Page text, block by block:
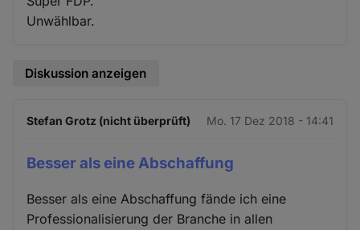
Unwählbar.
Diskussion anzeigen
Stefan Grotz (nicht überprüft) Mo. 17 Dez 2018 - 14:41
Besser als eine Abschaffung
Besser als eine Abschaffung fände ich eine
Professionalisierung der Branche in allen